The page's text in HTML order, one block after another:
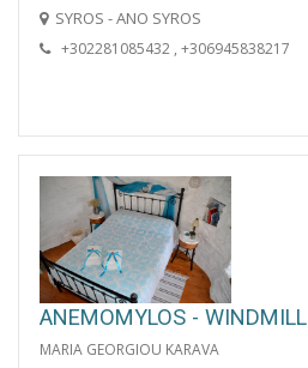
SYROS - ANO SYROS
+302281085432 , +306945838217
ANEMOMYLOS - WINDMILL
MARIA GEORGIOU KARAVA